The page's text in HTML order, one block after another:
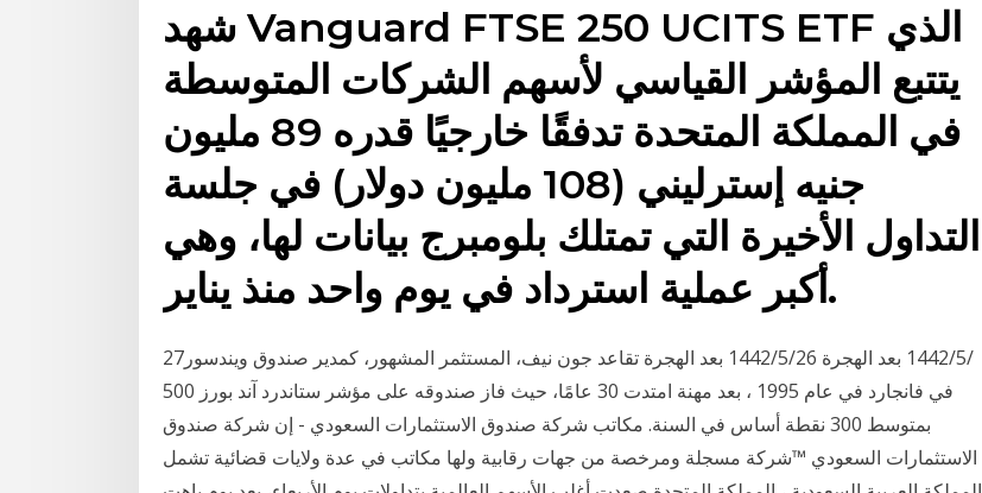
شهد Vanguard FTSE 250 UCITS ETF الذي
يتتبع المؤشر القياسي لأسهم الشركات المتوسطة
في المملكة المتحدة تدفقًا خارجيًا قدره 89 مليون
جنيه إسترليني (108 مليون دولار) في جلسة
التداول الأخيرة التي تمتلك بلومبرج بيانات لها، وهي
أكبر عملية استرداد في يوم واحد منذ يناير.
27‏‏/5‏‏/1442 بعد الهجرة 26‏‏/5‏‏/1442 بعد الهجرة تقاعد جون نيف، المستثمر المشهور، كمدير صندوق ويندسور
في فانجارد في عام 1995 ، بعد مهنة امتدت 30 عامًا، حيث فاز صندوقه على مؤشر ستاندرد آند بورز 500
بمتوسط 300 نقطة أساس في السنة. مكاتب شركة صندوق الاستثمارات السعودي - إن شركة صندوق
الاستثمارات السعودي ™شركة مسجلة ومرخصة من جهات رقابية ولها مكاتب في عدة ولايات قضائية تشمل